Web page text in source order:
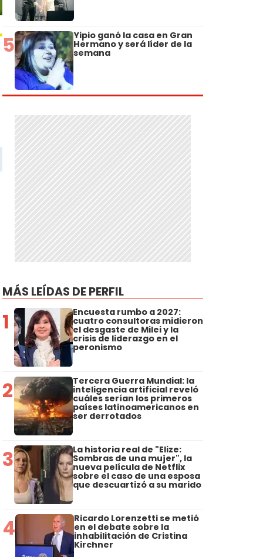
5 Yipio ganó la casa en Gran
Hermano y será líder de la
semana
MÁS LEÍDAS DE PERFIL
1 Encuesta rumbo a 2027:
cuatro consultoras midieron
el desgaste de Milei y la
crisis de liderazgo en el
peronismo
2 Tercera Guerra Mundial: la
inteligencia artificial reveló
cuáles serían los primeros
países latinoamericanos en
ser derrotados
3 La historia real de "Elize:
Sombras de una mujer", la
nueva película de Netflix
sobre el caso de una esposa
que descuartizó a su marido
4 Ricardo Lorenzetti se metió
en el debate sobre la
inhabilitación de Cristina
Kirchner